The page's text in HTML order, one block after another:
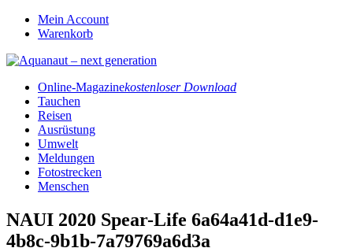
Mein Account
Warenkorb
Online-Magazinekostenloser Download
Tauchen
Reisen
Ausrüstung
Umwelt
Meldungen
Fotostrecken
Menschen
NAUI 2020 Spear-Life 6a64a41d-d1e9-
4b8c-9b1b-7a79769a6d3a